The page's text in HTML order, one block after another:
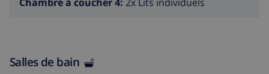
Salles de bain